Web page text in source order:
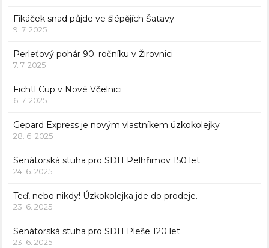
Fikáček snad půjde ve šlépějích Šatavy
9. 7. 2025
Perleťový pohár 90. ročníku v Žirovnici
7. 7. 2025
Fichtl Cup v Nové Včelnici
6. 7. 2025
Gepard Express je novým vlastníkem úzkokolejky
28. 6. 2025
Senátorská stuha pro SDH Pelhřimov 150 let
24. 6. 2025
Teď, nebo nikdy! Úzkokolejka jde do prodeje.
23. 6. 2025
Senátorská stuha pro SDH Pleše 120 let
23. 6. 2025